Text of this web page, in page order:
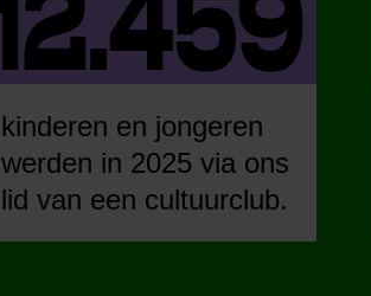
kinderen en jongeren
werden in 2025 via ons
lid van een cultuurclub.